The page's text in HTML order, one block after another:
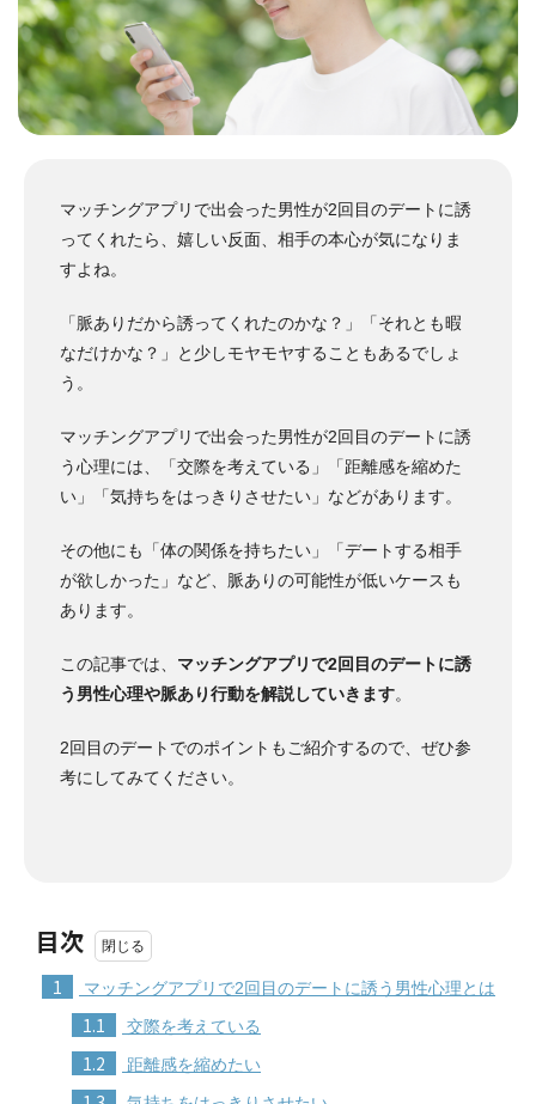
マッチングアプリで出会った男性が2回目のデートに誘
ってくれたら、嬉しい反面、相手の本心が気になりま
すよね。
「脈ありだから誘ってくれたのかな？」「それとも暇
なだけかな？」と少しモヤモヤすることもあるでしょ
う。
マッチングアプリで出会った男性が2回目のデートに誘
う心理には、「交際を考えている」「距離感を縮めた
い」「気持ちをはっきりさせたい」などがあります。
その他にも「体の関係を持ちたい」「デートする相手
が欲しかった」など、脈ありの可能性が低いケースも
あります。
この記事では、 マッチングアプリで2回目のデートに誘
う男性心理や脈あり行動を解説していきます。
2回目のデートでのポイントもご紹介するので、ぜひ参
考にしてみてください。
目次
1 マッチングアプリで2回目のデートに誘う男性心理とは
1.1 交際を考えている
1.2 距離感を縮めたい